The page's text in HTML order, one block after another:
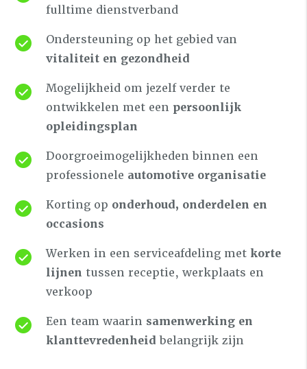
fulltime dienstverband
Ondersteuning op het gebied van
vitaliteit en gezondheid
Mogelijkheid om jezelf verder te
ontwikkelen met een persoonlijk
opleidingsplan
Doorgroeimogelijkheden binnen een
professionele automotive organisatie
Korting op onderhoud, onderdelen en
occasions
Werken in een serviceafdeling met korte
lijnen tussen receptie, werkplaats en
verkoop
Een team waarin samenwerking en
klanttevredenheid belangrijk zijn